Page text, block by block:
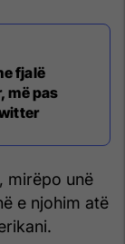
fjalë
më pas
mirëpo unë
e njohim atë